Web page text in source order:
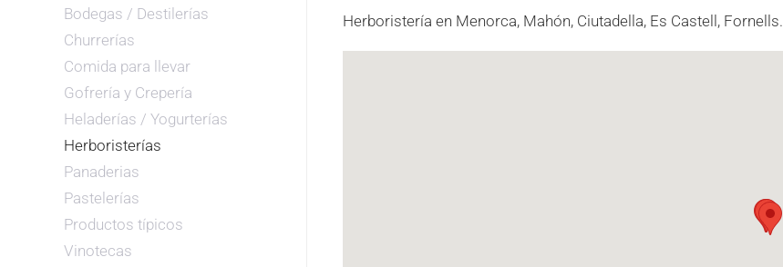
Herboristería en Menorca, Mahón, Ciutadella, Es Castell, Fornells.
Bodegas / Destilerías
Churrerías
Comida para llevar
Gofrería y Crepería
Heladerías / Yogurterías
Herboristerías
Panaderias
Pastelerías
Productos típicos
Vinotecas